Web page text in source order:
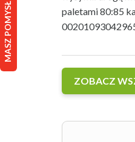
paletami 80:85
ZOBACZ